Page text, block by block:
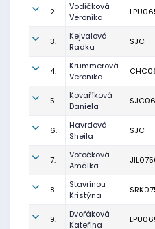
2.
Vodičková
Veronika
3.
Kejvalová
Radka
SJC
4.
Krummerová
Veronika
5.
Kovaříková
Daniela
6.
Havrdová
Sheila
SJC
7.
Votočková
Amálka
8.
Stavrinou
Kristýna
9.
Dvořáková
Kateřina